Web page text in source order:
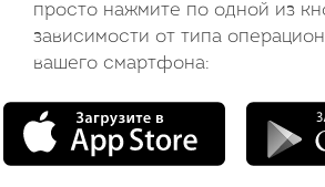
просто нажмите по одной из
зависимости от типа
вашего смартфона: